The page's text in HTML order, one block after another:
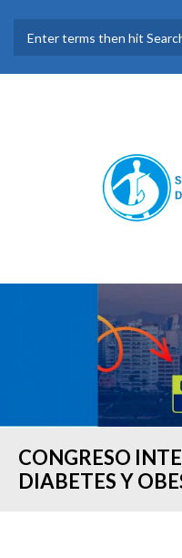
FORMULARIO
BÚSQUEDA
CONGRESO
DIABETES Y